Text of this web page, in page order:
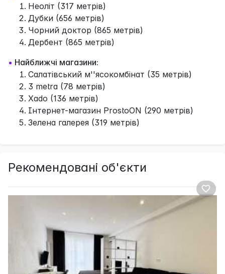
Неоліт (317 метрів)
Дубки (656 метрів)
Чорний доктор (865 метрів)
Дербент (865 метрів)
• Найближчі магазини:
Салатівський м''ясокомбінат (35 метрів)
3 metra (78 метрів)
Xado (136 метрів)
Інтернет-магазин ProstoON (290 метрів)
Зелена галерея (319 метрів)
Рекомендовані об'єкти